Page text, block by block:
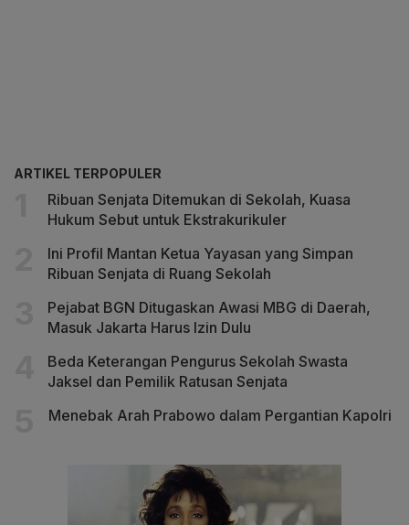
ARTIKEL TERPOPULER
Ribuan Senjata Ditemukan di Sekolah, Kuasa
Hukum Sebut untuk Ekstrakurikuler
Ini Profil Mantan Ketua Yayasan yang Simpan
Ribuan Senjata di Ruang Sekolah
Pejabat BGN Ditugaskan Awasi MBG di Daerah,
Masuk Jakarta Harus Izin Dulu
Beda Keterangan Pengurus Sekolah Swasta
Jaksel dan Pemilik Ratusan Senjata
Menebak Arah Prabowo dalam Pergantian Kapolri